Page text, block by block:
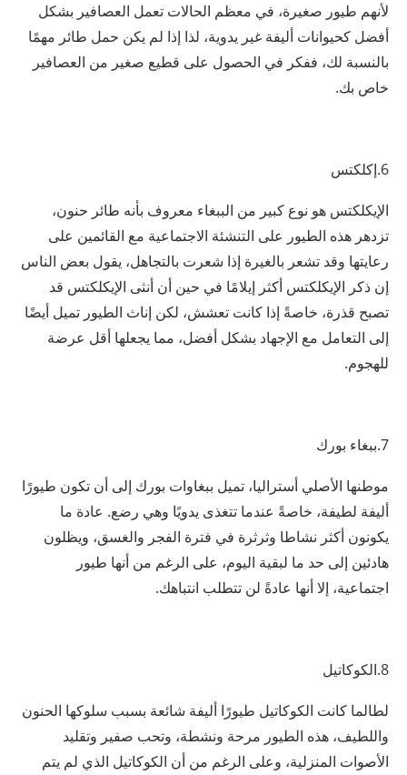
لأنهم طيور صغيرة، في معظم الحالات تعمل العصافير بشكل
أفضل كحيوانات أليفة غير يدوية، لذا إذا لم يكن حمل طائر مهمًا
بالنسبة لك، ففكر في الحصول على قطيع صغير من العصافير
خاص بك.
6.إكلكتس
الإيكلكتس هو نوع كبير من الببغاء معروف بأنه طائر حنون،
تزدهر هذه الطيور على التنشئة الاجتماعية مع القائمين على
رعايتها وقد تشعر بالغيرة إذا شعرت بالتجاهل، يقول بعض الناس
إن ذكر الإيكلكتس أكثر إيلامًا في حين أن أنثى الإيكلكتس قد
تصبح قذرة، خاصةً إذا كانت تعشش، لكن إناث الطيور تميل أيضًا
إلى التعامل مع الإجهاد بشكل أفضل، مما يجعلها أقل عرضة
للهجوم.
7.ببغاء بورك
موطنها الأصلي أستراليا، تميل ببغاوات بورك إلى أن تكون طيورًا
أليفة لطيفة، خاصةً عندما تتغذى يدويًا وهي رضع. عادة ما
يكونون أكثر نشاطا وثرثرة في فترة الفجر والغسق، ويظلون
هادئين إلى حد ما لبقية اليوم، على الرغم من أنها طيور
اجتماعية، إلا أنها عادةً لن تتطلب انتباهك.
8.الكوكاتيل
لطالما كانت الكوكاتيل طيورًا أليفة شائعة بسبب سلوكها الحنون
واللطيف، هذه الطيور مرحة ونشطة، وتحب صفير وتقليد
الأصوات المنزلية، وعلى الرغم من أن الكوكاتيل الذي لم يتم